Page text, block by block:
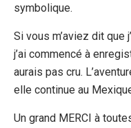
symbolique.
Si vous m’aviez dit
j’ai commencé à
aurais pas cru.
elle continue au
Un grand MERCI à